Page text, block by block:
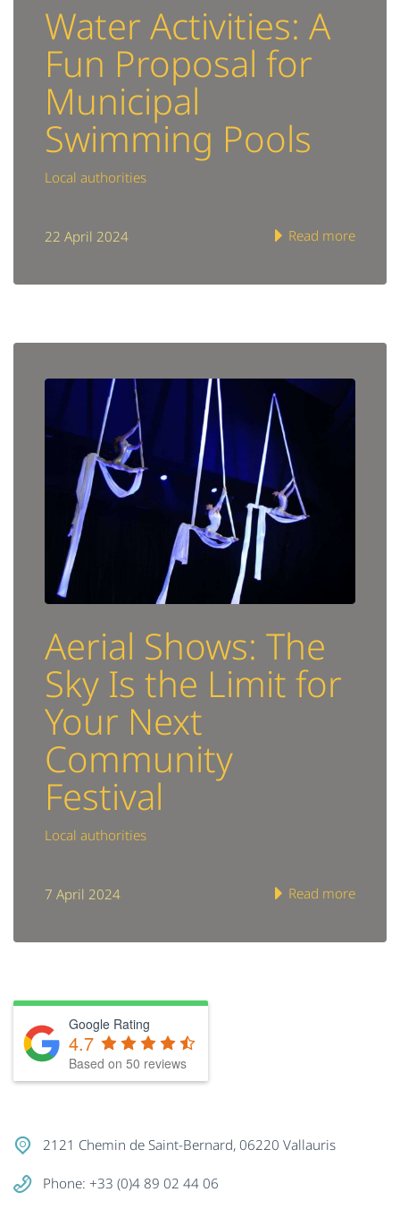
Water Activities: A
Fun Proposal for
Municipal
Swimming Pools
Local authorities
22 April 2024 Read more
Aerial Shows: The
Sky Is the Limit for
Your Next
Community
Festival
Local authorities
7 April 2024 Read more
Google Rating
4.7
Based on 50 reviews
2121 Chemin de Saint-Bernard, 06220 Vallauris
Phone: +33 (0)4 89 02 44 06